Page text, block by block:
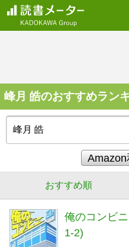
峰月 皓のおすすめラン
おすすめ順
俺のコンビ
1-2)